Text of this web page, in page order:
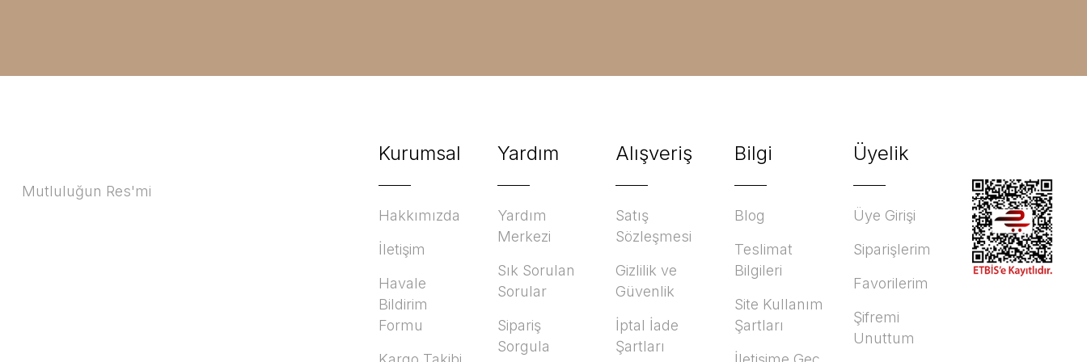
Mutluluğun Res'mi
Kurumsal
Hakkımızda
İletişim
Havale
Bildirim
Formu
Yardım
Yardım
Merkezi
Sık Sorulan
Sorular
Sipariş
Sorgula
Alışveriş
Satış
Sözleşmesi
Gizlilik ve
Güvenlik
İptal İade
Şartları
Bilgi
Blog
Teslimat
Bilgileri
Site Kullanım
Şartları
Üyelik
Üye Girişi
Siparişlerim
Favorilerim
Şifremi
Unuttum